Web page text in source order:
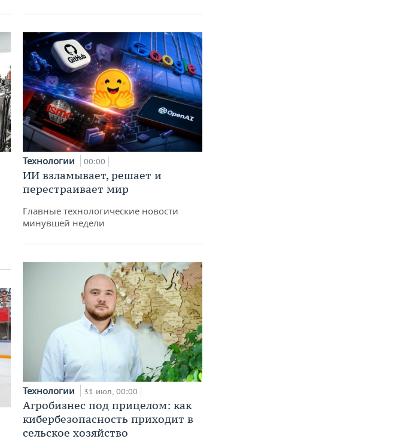
Технологии 00:00
ИИ взламывает, решает и
перестраивает мир
Главные технологические новости
минувшей недели
Технологии 31 июл, 00:00
Агробизнес под прицелом: как
кибербезопасность приходит в
сельское хозяйство